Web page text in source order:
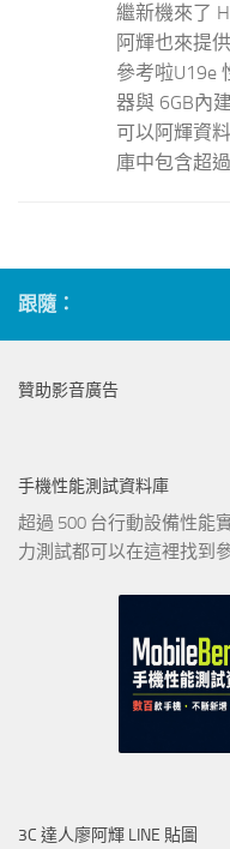
繼新機來了
阿輝也來提
參考啦U19e
器與 6GB內
可以阿輝資
庫中包含超
跟隨：
贊助影音廣告
手機性能測試資料庫
超過 500 台行動設備性能
力測試都可以在這裡找到
3C 達人廖阿輝 LINE 貼圖